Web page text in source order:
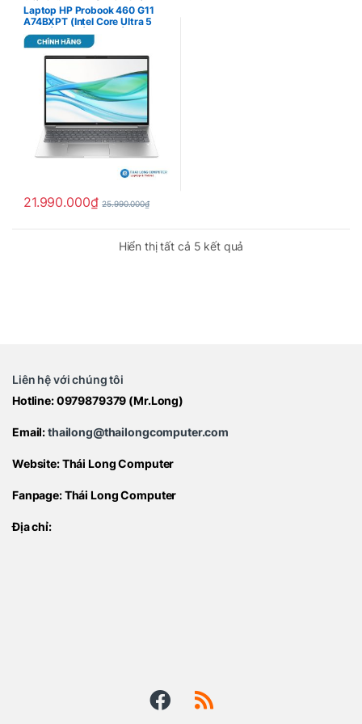
Chính hãng,HP Probook Chính
Hãng
Laptop HP Probook 460 G11
A74BXPT (Intel Core Ultra 5
125H | 16GB | 512GB | Intel Arc
| 16 inch WUXGA | Win 11 Home
| Bạc)
21.990.000₫ 25.990.000₫
Hiển thị tất cả 5 kết quả
Liên hệ với chúng tôi
Hotline:0979879379 (Mr.Long)
Email:thailong@thailongcomputer.com
Website:Thái Long Computer
Fanpage:Thái Long Computer
Địa chỉ: